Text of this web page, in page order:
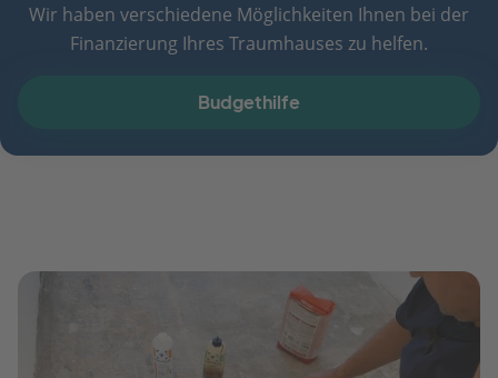
Wir haben verschiedene Möglichkeiten Ihnen bei der
Finanzierung Ihres Traumhauses zu helfen.
Budgethilfe